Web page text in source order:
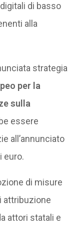
di basso
alla
strategia
per la
sulla
essere
all’annunciato
euro.
di misure
attribuzione
attori statali e